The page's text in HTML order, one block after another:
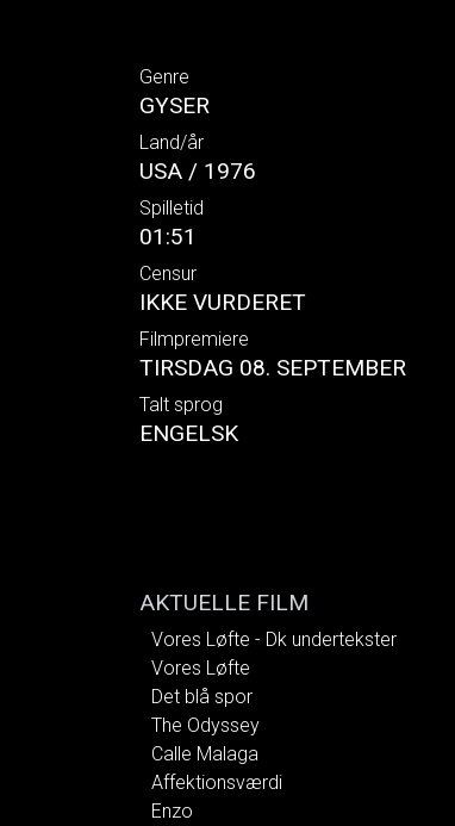
Genre
GYSER
Land/år
USA / 1976
Spilletid
01:51
Censur
IKKE VURDERET
Filmpremiere
TIRSDAG 08. SEPTEMBER
Talt sprog
ENGELSK
AKTUELLE FILM
Vores Løfte - Dk undertekster
Vores Løfte
Det blå spor
The Odyssey
Calle Malaga
Affektionsværdi
Enzo